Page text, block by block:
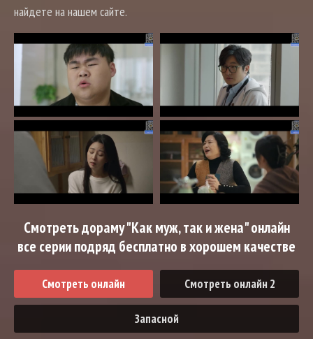
найдете на нашем сайте.
Смотреть дораму "Как муж, так и жена" онлайн
все серии подряд бесплатно в хорошем качестве
Смотреть онлайн Смотреть онлайн 2
Запасной